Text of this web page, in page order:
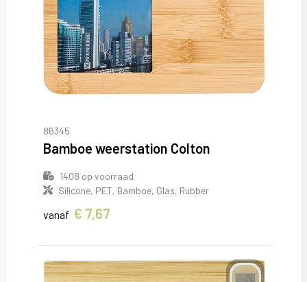
86345
Bamboe weerstation Colton
1408 op voorraad
Silicone, PET, Bamboe, Glas, Rubber
vanaf € 7,67